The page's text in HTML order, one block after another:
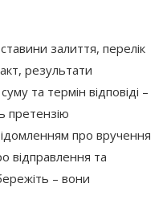
залиття, перелік
результати
та термін відповіді –
претензію
про вручення
відправлення та
– вони